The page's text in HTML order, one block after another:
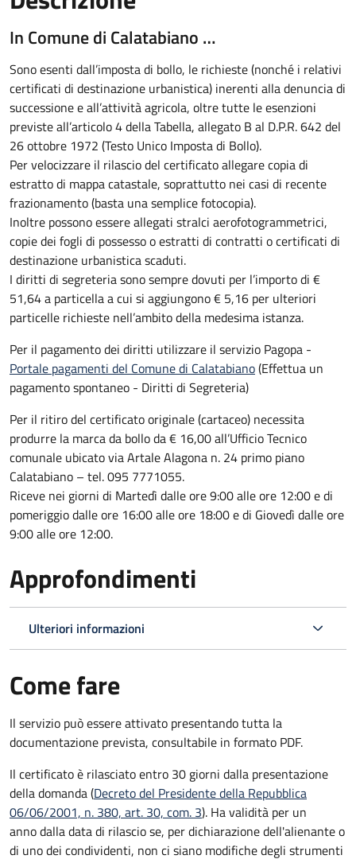
In Comune di Calatabiano …
Sono esenti dall’imposta di bollo, le richieste (nonché i relativi
certificati di destinazione urbanistica) inerenti alla denuncia di
successione e all’attività agricola, oltre tutte le esenzioni
previste all’articolo 4 della Tabella, allegato B al D.P.R. 642 del
26 ottobre 1972 (Testo Unico Imposta di Bollo).
Per velocizzare il rilascio del certificato allegare copia di
estratto di mappa catastale, soprattutto nei casi di recente
frazionamento (basta una semplice fotocopia).
Inoltre possono essere allegati stralci aerofotogrammetrici,
copie dei fogli di possesso o estratti di contratti o certificati di
destinazione urbanistica scaduti.
I diritti di segreteria sono sempre dovuti per l’importo di €
51,64 a particella a cui si aggiungono € 5,16 per ulteriori
particelle richieste nell’ambito della medesima istanza.
Per il pagamento dei diritti utilizzare il servizio Pagopa -
Portale pagamenti del Comune di Calatabiano(Effettua un
pagamento spontaneo - Diritti di Segreteria)
Per il ritiro del certificato originale (cartaceo) necessita
produrre la marca da bollo da € 16,00 all’Ufficio Tecnico
comunale ubicato via Artale Alagona n. 24 primo piano
Calatabiano – tel. 095 7771055.
Riceve nei giorni di Martedì dalle ore 9:00 alle ore 12:00 e di
pomeriggio dalle ore 16:00 alle ore 18:00 e di Giovedì dalle ore
9:00 alle ore 12:00.
Approfondimenti
Ulteriori informazioni
Come fare
Il servizio può essere attivato presentando tutta la
documentazione prevista, consultabile in formato PDF.
Il certificato è rilasciato entro 30 giorni dalla presentazione
della domanda (Decreto del Presidente della Repubblica
06/06/2001, n. 380, art. 30, com. 3). Ha validità per un
anno dalla data di rilascio se, per dichiarazione dell'alienante o
di uno dei condividenti, non ci siano modifiche degli strumenti